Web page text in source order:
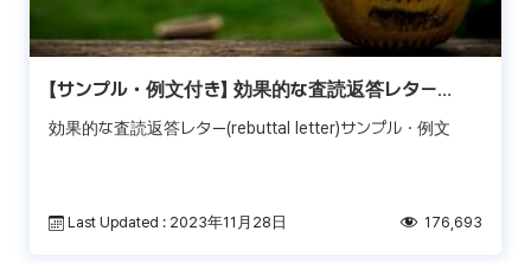
【サンプル・例文付き】 効果的な査読返答レター
(rebuttal letter)で受理率向上
効果的な査読返答レター(rebuttal letter)サンプル・例文
Last Updated : 2023年11月28日 176,693